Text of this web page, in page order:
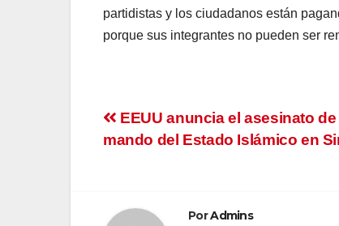
partidistas y los ciudadanos están
porque sus integrantes no pueden ser
Navegación
EEUU anuncia el asesinato
mando del Estado Islámico en
PorAdmins